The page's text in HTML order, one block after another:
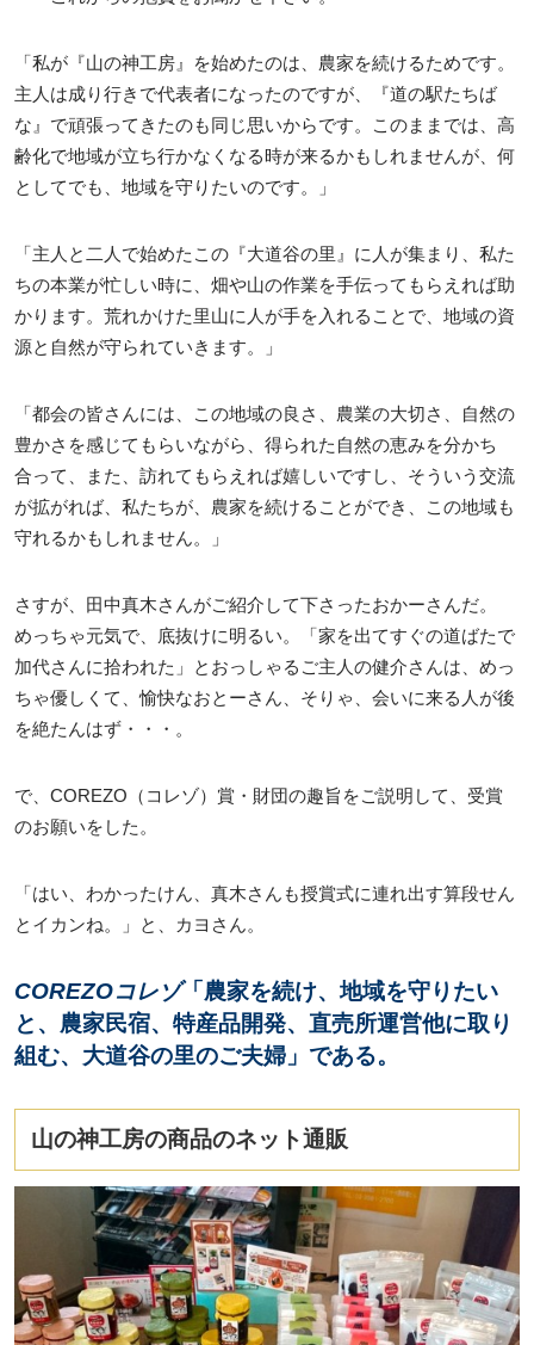
「私が『山の神工房』を始めたのは、農家を続けるためです。
主人は成り行きで代表者になったのですが、『道の駅たちば
な』で頑張ってきたのも同じ思いからです。このままでは、高
齢化で地域が立ち行かなくなる時が来るかもしれませんが、何
としてでも、地域を守りたいのです。」
「主人と二人で始めたこの『大道谷の里』に人が集まり、私た
ちの本業が忙しい時に、畑や山の作業を手伝ってもらえれば助
かります。荒れかけた里山に人が手を入れることで、地域の資
源と自然が守られていきます。」
「都会の皆さんには、この地域の良さ、農業の大切さ、自然の
豊かさを感じてもらいながら、得られた自然の恵みを分かち
合って、また、訪れてもらえれば嬉しいですし、そういう交流
が拡がれば、私たちが、農家を続けることができ、この地域も
守れるかもしれません。」
さすが、田中真木さんがご紹介して下さったおかーさんだ。
めっちゃ元気で、底抜けに明るい。「家を出てすぐの道ばたで
加代さんに拾われた」とおっしゃるご主人の健介さんは、めっ
ちゃ優しくて、愉快なおとーさん、そりゃ、会いに来る人が後
を絶たんはず・・・。
で、COREZO（コレゾ）賞・財団の趣旨をご説明して、受賞
のお願いをした。
「はい、わかったけん、真木さんも授賞式に連れ出す算段せん
とイカンね。」と、カヨさん。
COREZOコレゾ「農家を続け、地域を守りたい
と、農家民宿、特産品開発、直売所運営他に取り
組む、大道谷の里のご夫婦」である。
山の神工房の商品のネット通販